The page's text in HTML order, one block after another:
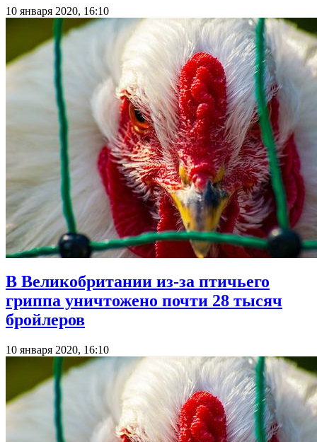
10 января 2020, 16:10
В Великобритании из-за птичьего
гриппа уничтожено почти 28 тысяч
бройлеров
10 января 2020, 16:10